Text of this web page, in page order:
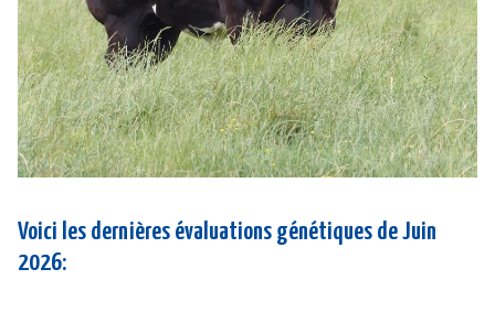
Voici les dernières évaluations génétiques de Juin
2026: